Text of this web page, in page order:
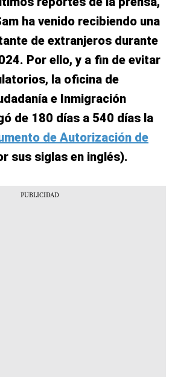
ha venido recibiendo una
de extranjeros durante
Por ello, y a fin de evitar
la oficina de
e Inmigración
de 180 días a 540 días la
de Autorización de
sus siglas en inglés).